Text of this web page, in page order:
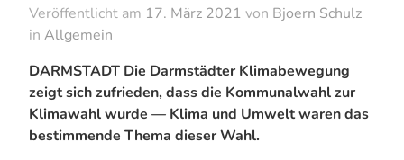
Veröffentlicht am 17. März 2021 von Bjoern Schulz
in Allgemein
DARMSTADT Die Darmstädter Klimabewegung
zeigt sich zufrieden, dass die Kommunalwahl zur
Klimawahl wurde — Klima und Umwelt waren das
bestimmende Thema dieser Wahl.